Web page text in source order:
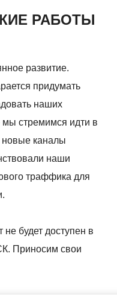
РАБОТЫ
развитие.
придумать
наших
стремимся идти в
новые каналы
наши
траффика для
будет доступен в
Приносим свои